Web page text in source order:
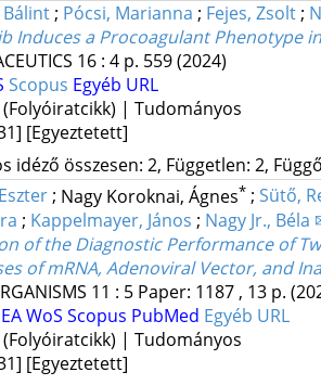
; Pócsi, Marianna ; Fejes, Zsolt;
Induces a Procoagulant Phenotype
16: 4 p. 559(2024)
Scopus Egyéb URL
(Folyóiratcikk) | Tudományos
[Egyeztetett]
idéző összesen: 2, Független: 2,
; Nagy Koroknai, Ágnes* ; Sütő,
; Kappelmayer, János ; Nagy Jr., Béla
of the Diagnostic Performance of
of mRNA, Adenoviral Vector, and
11 : 5 Paper: 1187 , 13 p.
WoS Scopus PubMed Egyéb URL
(Folyóiratcikk) | Tudományos
[Egyeztetett]